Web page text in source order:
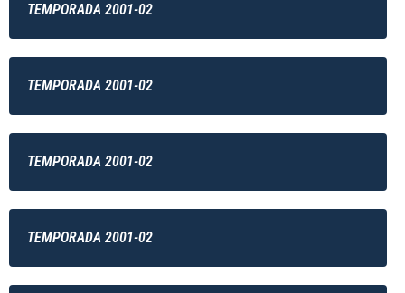
TEMPORADA 2001-02
TEMPORADA 2001-02
TEMPORADA 2001-02
TEMPORADA 2001-02